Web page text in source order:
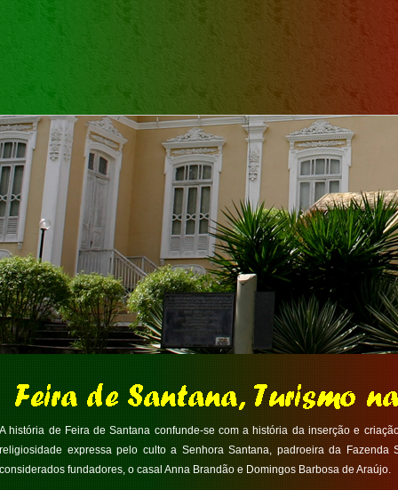
A história de Feira de Santana confunde-se com a história da inserção e
religiosidade expressa pelo culto a Senhora Santana, padroeira da
considerados fundadores, o casal Anna Brandão e Domingos Barbosa de Araújo.